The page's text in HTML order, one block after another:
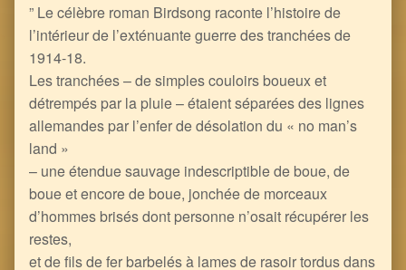
” Le célèbre roman Birdsong raconte l’histoire de
l’intérieur de l’exténuante guerre des tranchées de
1914-18.
Les tranchées – de simples couloirs boueux et
détrempés par la pluie – étaient séparées des lignes
allemandes par l’enfer de désolation du « no man’s
land »
– une étendue sauvage indescriptible de boue, de
boue et encore de boue, jonchée de morceaux
d’hommes brisés dont personne n’osait récupérer les
restes,
et de fils de fer barbelés à lames de rasoir tordus dans